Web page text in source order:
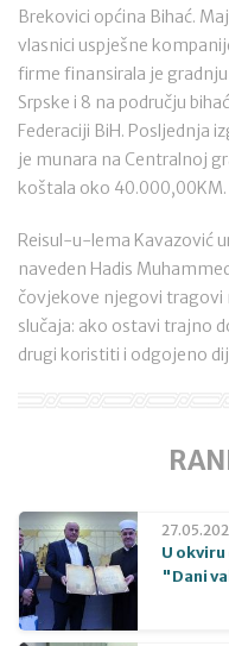
Brekovici općina Bihać.
vlasnici uspješne
firme finansirala je
Srpske i 8 na području
Federaciji BiH. Posljednja
je munara na Centralnoj
koštala oko 40.000,00KM.
Reisul-u-lema Kavazović
naveden Hadis
čovjekove njegovi tragovi
slučaja: ako ostavi trajno
drugi koristiti i odgojeno
U
"Dani